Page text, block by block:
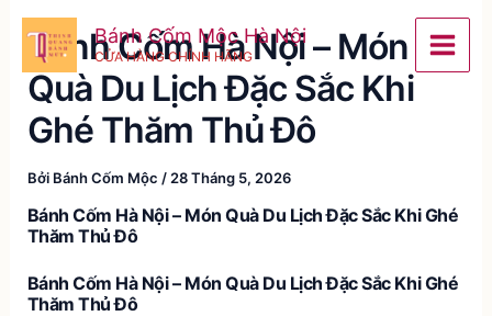
Nhảy
nội
dung
Bánh Cốm Mộc Hà Nội
CỬA HÀNG CHÍNH HÃNG
Bánh Cốm Hà Nội – Món
Quà Du Lịch Đặc Sắc Khi
Ghé Thăm Thủ Đô
Bởi Bánh Cốm Mộc / 28 Tháng 5, 2026
Bánh Cốm Hà Nội – Món Quà Du Lịch Đặc Sắc Khi Ghé
Thăm Thủ Đô
Bánh Cốm Hà Nội – Món Quà Du Lịch Đặc Sắc Khi Ghé
Thăm Thủ Đô